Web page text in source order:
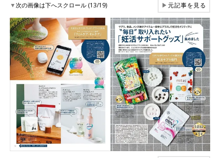
▼次の画像は下へスクロール (13/19) ▶元記事を見る